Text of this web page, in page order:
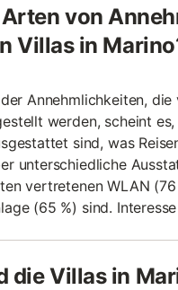
von
Villas in
Annehmlichkeiten,
werden, scheint
sind, was
unterschiedliche
vertretenen WLAN
(65 %) sind.
die Villas in